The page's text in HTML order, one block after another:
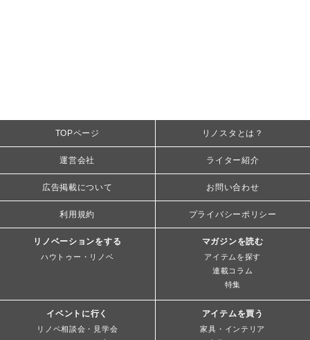
TOPページ リノスタとは？
運営会社 ライター紹介
広告掲載について お問い合わせ
利用規約 プライバシーポリシー
リノベーションをする
ハウトゥー・リノベ
マガジンを読む
アイテムを探す
連載コラム
特集
イベントに行く
リノベ相談会・見学会
アイテムを買う
家具・インテリア